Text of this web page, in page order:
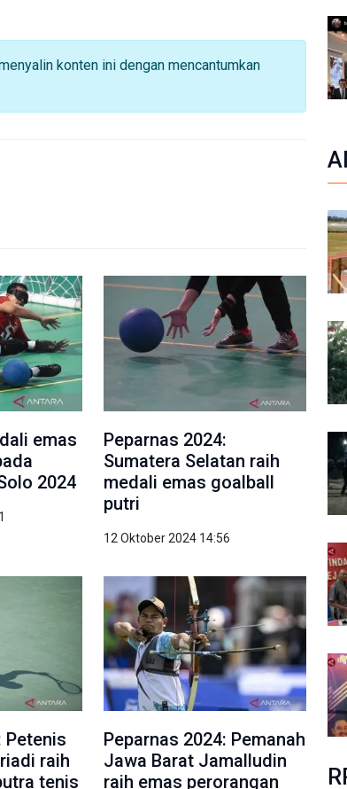
konten ini dengan mencantumkan
emas
2024
Peparnas 2024:
Sumatera Selatan raih
medali emas goalball
putri
12 Oktober 2024 14:56
Petenis
raih
tenis
Peparnas 2024: Pemanah
Jawa Barat Jamalludin
raih emas perorangan